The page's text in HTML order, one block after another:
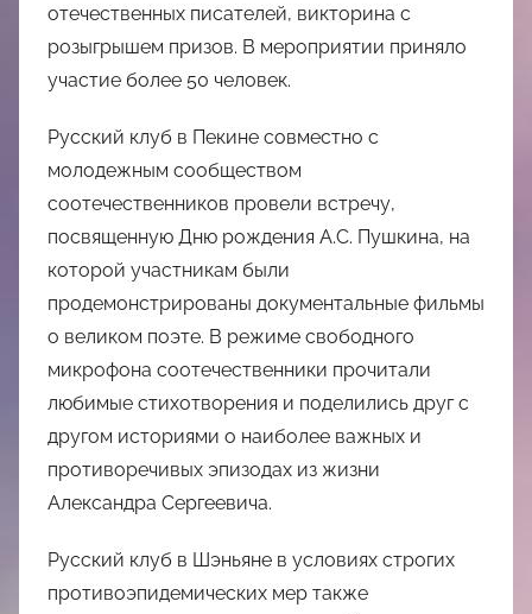
отечественных писателей, викторина с
розыгрышем призов. В мероприятии приняло
участие более 50 человек.
Русский клуб в Пекине совместно с
молодежным сообществом
соотечественников провели встречу,
посвященную Дню рождения А.С. Пушкина, на
которой участникам были
продемонстрированы документальные фильмы
о великом поэте. В режиме свободного
микрофона соотечественники прочитали
любимые стихотворения и поделились друг с
другом историями о наиболее важных и
противоречивых эпизодах из жизни
Александра Сергеевича.
Русский клуб в Шэньяне в условиях строгих
противоэпидемических мер также